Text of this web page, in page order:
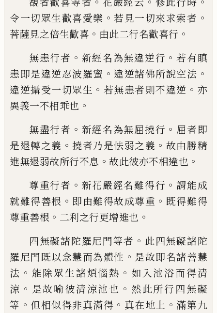
令一切眾生歡喜愛樂 。若見一切來求索者 。
菩薩見之倍生歡喜 。 由此二行名歡喜行 。
無恚行者 。 新經名為無違逆行 。若有瞋
恚即是違逆忍波羅蜜 。違逆諸佛所說空法 。
違逆攝受一切眾生 。 若無恚者則不違逆 。 亦
異義一不相乖也 。
無盡行者 。 新經名為無屈撓行 。 屈者即
是退轉之義 。 撓者乃是怯弱之義 。 故由勝精
進無退弱故所行不息 。 故此彼亦不相違也 。
尊重行者 。 新花嚴經名難得行 。謂能成
就難得善根 。 即由難得故成尊重 。 既得難得
尊重善根 。 二利之行更增進也 。
四無礙諸陀羅尼門等者 。 此四無礙諸陀
羅尼門既以念慧而為體性 。 是故即名諸善慧
法 。 能除眾生諸煩惱熱 。 如入池浴而得清
涼 。 是故喻彼清涼池也 。 然此所行四無礙
等 。 但相似得非真滿得 。 真在地上 。 滿第九